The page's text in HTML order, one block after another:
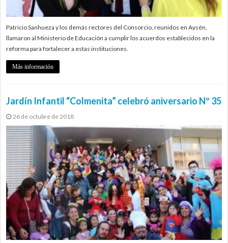
Patricio Sanhueza y los demás rectores del Consorcio, reunidos en Aysén,
llamaron al Ministerio de Educación a cumplir los acuerdos establecidos en la
reforma para fortalecer a estas instituciones.
Más información
Jardín Infantil “Colmenita” celebró aniversario Nº 35
26 de octubre de 2018